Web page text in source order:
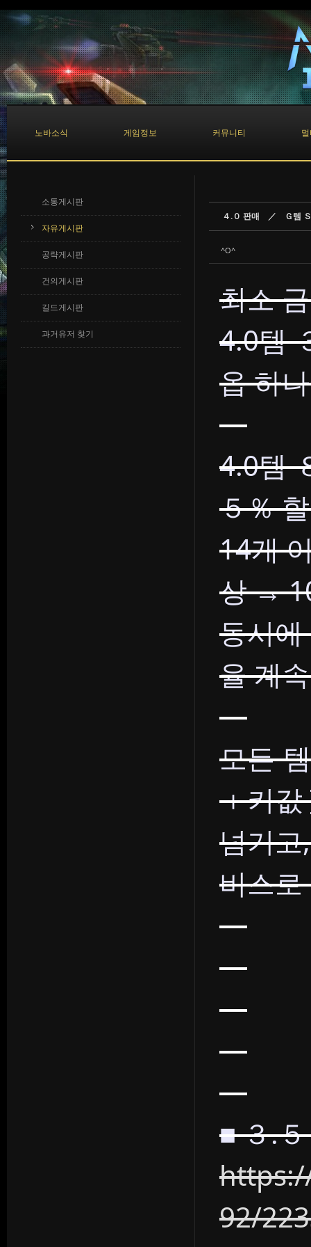
노바소식 게임정보 커뮤니티
소통게시판
자유게시판
공략게시판
건의게시판
길드게시판
과거유저 찾기
４.０ 판매 ／ Ｇ템
^O^
최소
4.0템
옵 하
4.0템
５％
14개
상 →
동시
율 계
모든
＋키
넘기
비스
■ ３.
92/
Sketchbook5, 스케치북5
Sketchbook5, 스케치북5